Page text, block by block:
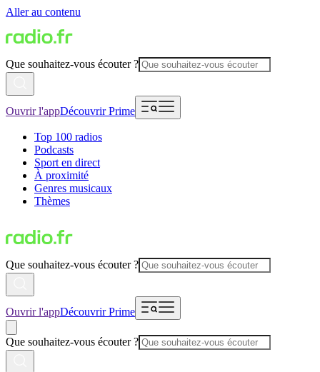
Aller au contenu
Que souhaitez-vous écouter ?
Ouvrir l'appDécouvrir Prime
Top 100 radios
Podcasts
Sport en direct
À proximité
Genres musicaux
Thèmes
Que souhaitez-vous écouter ?
Ouvrir l'appDécouvrir Prime
Que souhaitez-vous écouter ?